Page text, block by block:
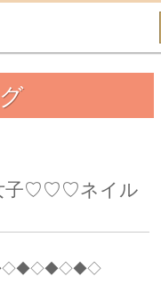
子♡♡♡ネイル